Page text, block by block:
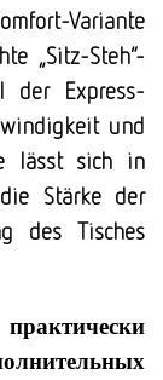
Variante
„Sitz-Steh“-
der Express-
und
lässt sich in
Stärke der
des Tisches